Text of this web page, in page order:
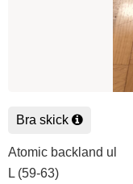
Bra skick
Atomic backland ul
L (59-63)